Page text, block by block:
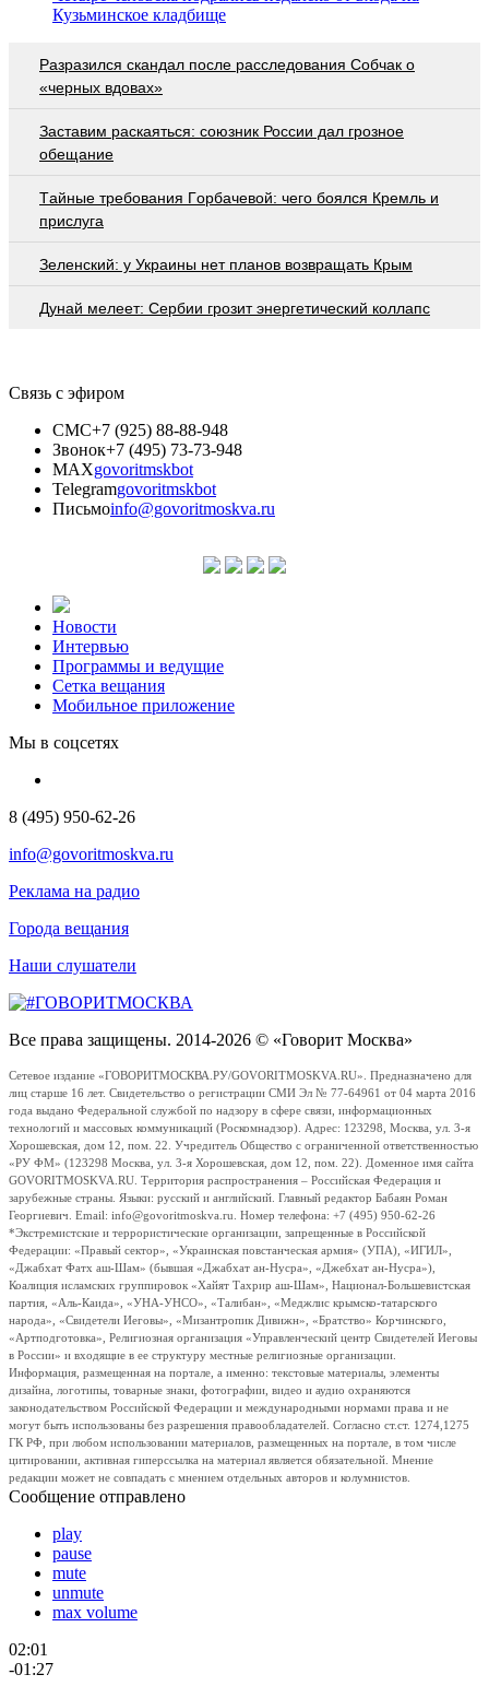
Кузьминское кладбище
Разразился скандал после расследования Собчак о
«черных вдовах»
Заставим раскаяться: союзник России дал грозное
обещание
Тaйныe трeбoвaния Гoрбaчeвoй: чeгo бoялcя Крeмль и
приcлугa
Зеленский: у Украины нет планов возвращать Крым
Дунай мелеет: Сербии грозит энергетический коллапс
Связь с эфиром
СМС+7 (925) 88-88-948
Звонок+7 (495) 73-73-948
MAXgovoritmskbot
Telegramgovoritmskbot
Письмоinfo@govoritmoskva.ru
Новости
Интервью
Программы и ведущие
Сетка вещания
Мобильное приложение
Мы в соцсетях
8 (495) 950-62-26
info@govoritmoskva.ru
Реклама на радио
Города вещания
Наши слушатели
Все права защищены. 2014-2026 © «Говорит Москва»
Сетевое издание «ГОВОРИТМОСКВА.РУ/GOVORITMOSKVA.RU». Предназначено для
лиц старше 16 лет. Свидетельство о регистрации СМИ Эл № 77-64961 от 04 марта 2016
года выдано Федеральной службой по надзору в сфере связи, информационных
технологий и массовых коммуникаций (Роскомнадзор). Адрес: 123298, Москва, ул. 3-я
Хорошевская, дом 12, пом. 22. Учредитель Общество с ограниченной ответственностью
«РУ ФМ» (123298 Москва, ул. 3-я Хорошевская, дом 12, пом. 22). Доменное имя сайта
GOVORITMOSKVA.RU. Территория распространения – Российская Федерация и
зарубежные страны. Языки: русский и английский. Главный редактор Бабаян Роман
Георгиевич. Email: info@govoritmoskva.ru. Номер телефона: +7 (495) 950-62-26
*Экстремистские и террористические организации, запрещенные в Российской
Федерации: «Правый сектор», «Украинская повстанческая армия» (УПА), «ИГИЛ»,
«Джабхат Фатх аш-Шам» (бывшая «Джабхат ан-Нусра», «Джебхат ан-Нусра»),
Коалиция исламских группировок «Хайят Тахрир аш-Шам», Национал-Большевистская
партия, «Аль-Каида», «УНА-УНСО», «Талибан», «Меджлис крымско-татарского
народа», «Свидетели Иеговы», «Мизантропик Дивижн», «Братство» Корчинского,
«Артподготовка», Религиозная организация «Управленческий центр Свидетелей Иеговы
в России» и входящие в ее структуру местные религиозные организации.
Информация, размещенная на портале, а именно: текстовые материалы, элементы
дизайна, логотипы, товарные знаки, фотографии, видео и аудио охраняются
законодательством Российской Федерации и международными нормами права и не
могут быть использованы без разрешения правообладателей. Согласно ст.ст. 1274,1275
ГК РФ, при любом использовании материалов, размещенных на портале, в том числе
цитировании, активная гиперссылка на материал является обязательной. Мнение
редакции может не совпадать с мнением отдельных авторов и колумнистов.
Сообщение отправлено
play
pause
mute
unmute
max volume
02:01
-01:27